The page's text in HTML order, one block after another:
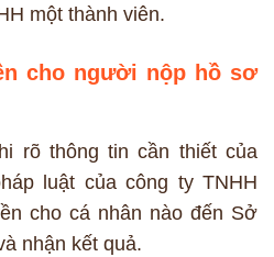
một thành viên.
cho người nộp hồ sơ
rõ thông tin cần thiết của
luật của công ty TNHH
cho cá nhân nào đến Sở
nhận kết quả.